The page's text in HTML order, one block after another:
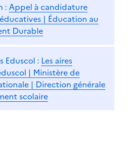
: Appel à candidature
| Éducation au
Durable
Eduscol : Les aires
| Ministère de
| Direction générale
scolaire